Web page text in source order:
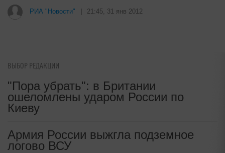
РИА "Новости" 21:45, 31 янв 2012
ВЫБОР РЕДАКЦИИ
"Пора убрать": в Британии
ошеломлены ударом России по
Киеву
Армия России выжгла подземное
логово ВСУ